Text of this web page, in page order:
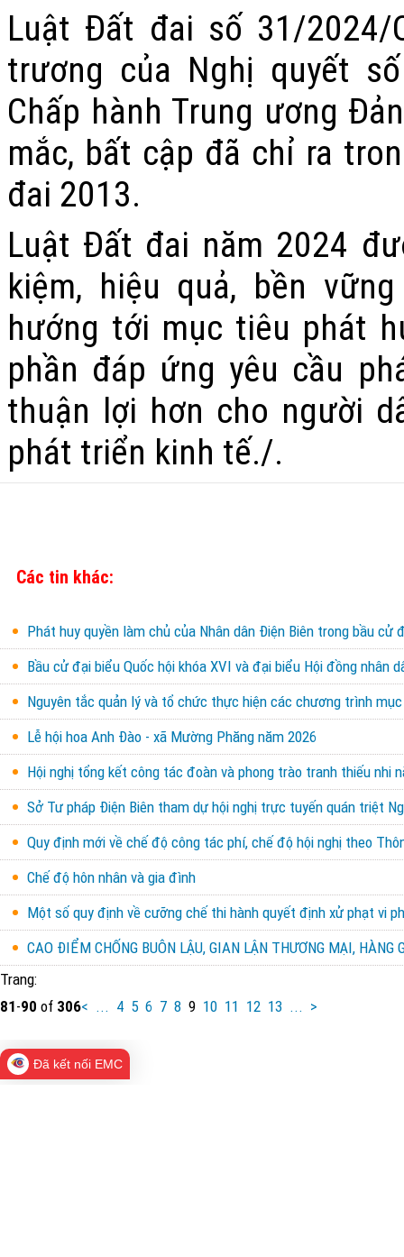
Luật Đất đai số 31/2024/
trương của Nghị quyết
Chấp hành Trung ương
mắc, bất cập đã chỉ ra
đai 2013.
Luật Đất đai năm 2024
kiệm, hiệu quả, bền
hướng tới mục tiêu phát
phần đáp ứng yêu cầu
thuận lợi hơn cho người
phát triển kinh tế./.
Các tin khác:
Phát huy quyền làm chủ của Nhân dân Điện Biên trong bầu cử
Bầu cử đại biểu Quốc hội khóa XVI và đại biểu Hội đồng nhân
Nguyên tắc quản lý và tổ chức thực hiện các chương trình
Lễ hội hoa Anh Đào - xã Mường Phăng năm 2026
Hội nghị tổng kết công tác đoàn và phong trào tranh thiếu nhi
Sở Tư pháp Điện Biên tham dự hội nghị trực tuyến quán triệt
Quy định mới về chế độ công tác phí, chế độ hội nghị theo
Chế độ hôn nhân và gia đình
Một số quy định về cưỡng chế thi hành quyết định xử phạt vi
CAO ĐIỂM CHỐNG BUÔN LẬU, GIAN LẬN THƯƠNG MẠI,
Trang:
81-90 of 306< ... 4 5 6 7 8 9 10 11 12 13 ... >
Đã kết nối EMC